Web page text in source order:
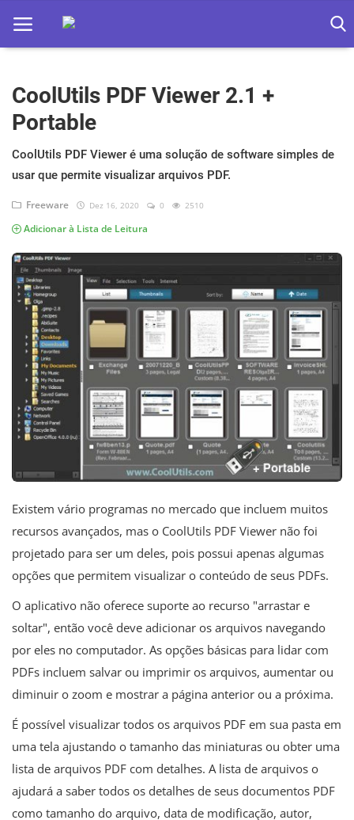
Home
Apps
Ebooks
Web
Música
Jogos hoje na TV
CoolUtils PDF Viewer 2.1 +
Portable
CoolUtils PDF Viewer é uma solução de software simples de
usar que permite visualizar arquivos PDF.
Freeware Dez 16, 2020 0 2510
Adicionar à Lista de Leitura
Existem vário programas no mercado que incluem muitos
recursos avançados, mas o CoolUtils PDF Viewer não foi
projetado para ser um deles, pois possui apenas algumas
opções que permitem visualizar o conteúdo de seus PDFs.
O aplicativo não oferece suporte ao recurso "arrastar e
soltar", então você deve adicionar os arquivos navegando
por eles no computador. As opções básicas para lidar com
PDFs incluem salvar ou imprimir os arquivos, aumentar ou
diminuir o zoom e mostrar a página anterior ou a próxima.
É possível visualizar todos os arquivos PDF em sua pasta em
uma tela ajustando o tamanho das miniaturas ou obter uma
lista de arquivos PDF com detalhes. A lista de arquivos o
ajudará a saber todos os detalhes de seus documentos PDF
como tamanho do arquivo, data de modificação, autor,